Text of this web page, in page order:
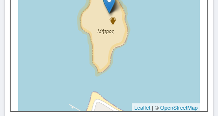
Leaflet | ©OpenStreetMap